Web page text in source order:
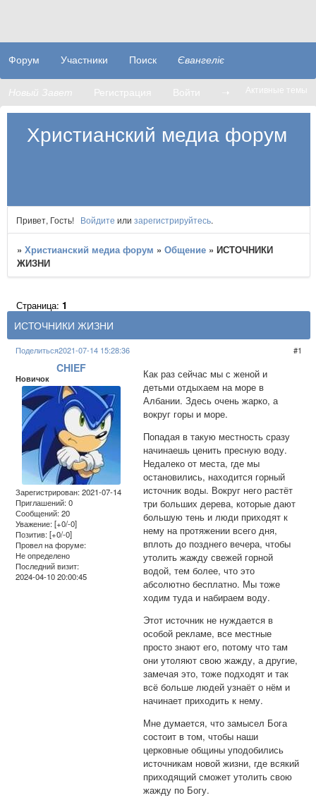
Христианский медиа форум
Форум Участники Поиск Євангеліє
Новый Завет Регистрация Войти ➝ Активные темы
Привет, Гость! Войдите или зарегистрируйтесь.
»Христианский медиа форум »Общение »ИСТОЧНИКИ
ЖИЗНИ
ИСТОЧНИКИ ЖИЗНИ
Страница:1
Поделиться 1
2021-07-14 15:28:36
CHIEF
Новичок
Зарегистрирован: 2021-07-14
Приглашений:0
Сообщений:20
Уважение: [+0/-0]
Позитив: [+0/-0]
Провел на форуме:
Не определено
Последний визит:
2024-04-10 20:00:45
Как раз сейчас мы с женой и
детьми отдыхаем на море в
Албании. Здесь очень жарко, а
вокруг горы и море.
Попадая в такую местность сразу
начинаешь ценить пресную воду.
Недалеко от места, где мы
остановились, находится горный
источник воды. Вокруг него растёт
три больших дерева, которые дают
большую тень и люди приходят к
нему на протяжении всего дня,
вплоть до позднего вечера, чтобы
утолить жажду свежей горной
водой, тем более, что это
абсолютно бесплатно. Мы тоже
ходим туда и набираем воду.
Этот источник не нуждается в
особой рекламе, все местные
просто знают его, потому что там
они утоляют свою жажду, а другие,
замечая это, тоже подходят и так
всё больше людей узнаёт о нём и
начинает приходить к нему.
Мне думается, что замысел Бога
состоит в том, чтобы наши
церковные общины уподобились
источникам новой жизни, где всякий
приходящий сможет утолить свою
жажду по Богу.